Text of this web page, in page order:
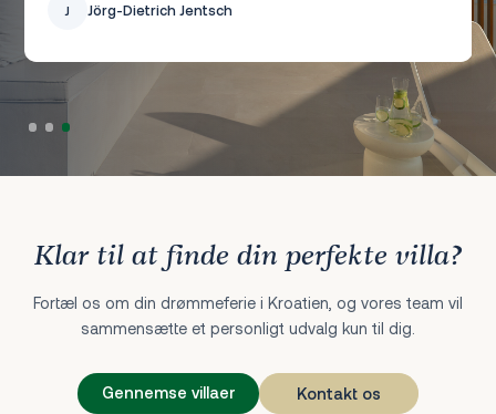
J Jörg-Dietrich Jentsch
S Sophie Johnson
Luis Harris
J Jörg-Dietrich Jentsch
S Sophie Johnson
Klar til at finde din perfekte villa?
Fortæl os om din drømmeferie i Kroatien, og vores team vil
sammensætte et personligt udvalg kun til dig.
Gennemse villaer Kontakt os